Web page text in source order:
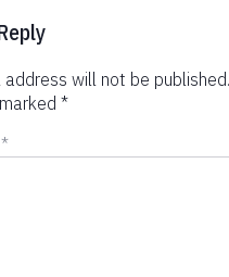
address will not be published.
*
*